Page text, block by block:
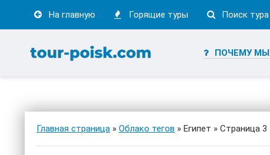
На главную Горящие туры Поиск тура
ПОЧЕМУ МЫ
Главная страница » Облако тегов » Египет » Страница 3